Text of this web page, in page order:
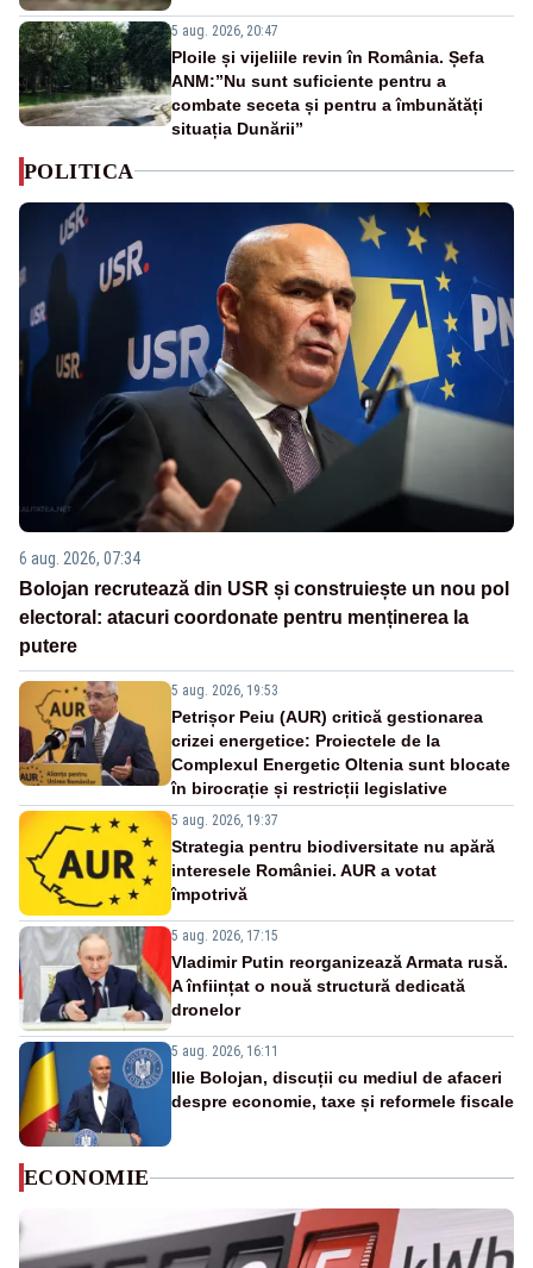
5 aug. 2026, 20:47
Ploile și vijeliile revin în România. Șefa
ANM:”Nu sunt suficiente pentru a
combate seceta și pentru a îmbunătăți
situația Dunării”
POLITICA
6 aug. 2026, 07:34
Bolojan recrutează din USR și construiește un nou pol
electoral: atacuri coordonate pentru menținerea la
putere
5 aug. 2026, 19:53
Petrișor Peiu (AUR) critică gestionarea
crizei energetice: Proiectele de la
Complexul Energetic Oltenia sunt blocate
în birocrație și restricții legislative
5 aug. 2026, 19:37
Strategia pentru biodiversitate nu apără
interesele României. AUR a votat
împotrivă
5 aug. 2026, 17:15
Vladimir Putin reorganizează Armata rusă.
A înființat o nouă structură dedicată
dronelor
5 aug. 2026, 16:11
Ilie Bolojan, discuții cu mediul de afaceri
despre economie, taxe și reformele fiscale
ECONOMIE